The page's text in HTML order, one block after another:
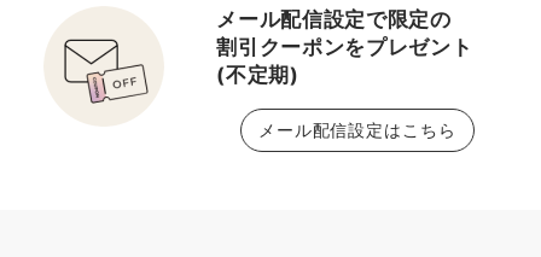
メール配信設定で限定の
割引クーポンをプレゼント
(不定期)
メール配信設定はこちら